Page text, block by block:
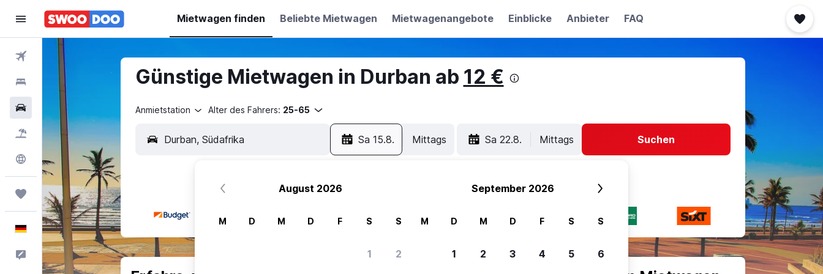
Mietwagen finden Beliebte Mietwagen Mietwagenangebote Einblicke Anbieter FAQ
Flüge
Mietwagen
Pauschalreisen
Explore
Trips
Deutsch
Feedback
Günstige Mietwagen in Durban ab 12 €
Anmietstation Alter des Fahrers: 25-65
Sa 15.8. Mittags Sa 22.8. Mittags Suchen
August 2026
M D M D F S S
1 2
September 2026
M D M D F S S
1 2 3 4 5 6